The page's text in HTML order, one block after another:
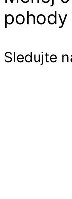
pohody
Sledujte